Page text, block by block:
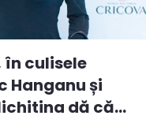
în culisele
Hanganu și
dă că...